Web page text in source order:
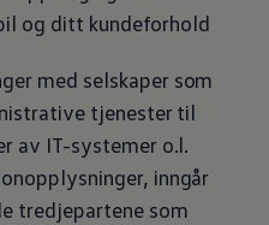
og ditt kundeforhold
med selskaper som
tjenester til
av IT-systemer o.l.
inngår
tredjepartene som